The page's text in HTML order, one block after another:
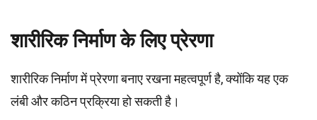
शारीरिक निर्माण के लिए प्रेरणा
शारीरिक निर्माण में प्रेरणा बनाए रखना महत्वपूर्ण है, क्योंकि यह एक
लंबी और कठिन प्रक्रिया हो सकती है।